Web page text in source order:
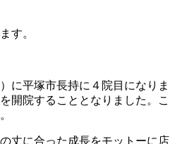
す。
に平塚市長持に４院目になりま
開院することとなりました。こ
丈に合った成長をモットーに店